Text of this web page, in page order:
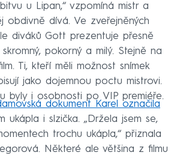
u Lipan,“ vzpomíná mistr a
obdivně dívá. Ve zveřejněných
diváků Gott prezentuje přesně
pokorný a milý. Stejně na
Ti, kteří měli možnost snímek
jako dojemnou poctu mistrovi.
byly i osobnosti po VIP premiéře.
dokument Karel označila
ukápla i slzička. „Držela jsem se,
trochu ukápla,“ přiznala
Některé ale většina z filmu